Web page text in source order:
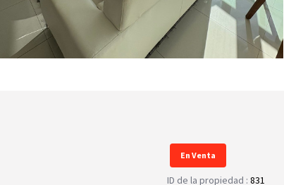
En Venta
ID de la propiedad : 831